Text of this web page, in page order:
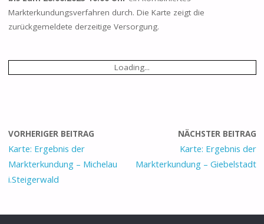
Markterkundungsverfahren durch. Die Karte zeigt die
zurückgemeldete derzeitige Versorgung.
Loading...
VORHERIGER BEITRAG
Karte: Ergebnis der
Markterkundung – Michelau
i.Steigerwald
NÄCHSTER BEITRAG
Karte: Ergebnis der
Markterkundung – Giebelstadt